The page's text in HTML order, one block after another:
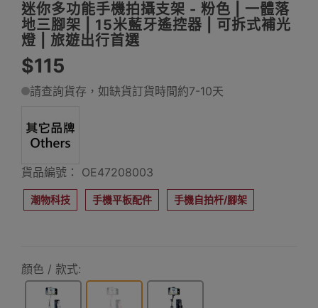
迷你多功能手機拍攝支架 - 粉色 | 一體落
地三腳架 | 15米藍牙遙控器 | 可拆式補光
燈 | 旅遊出行首選
$115
請查詢貨存，如缺貨訂貨時間約7-10天
貨品編號： OE47208003
潮物科技 手機平板配件 手機自拍杆/腳架
顏色 / 款式: